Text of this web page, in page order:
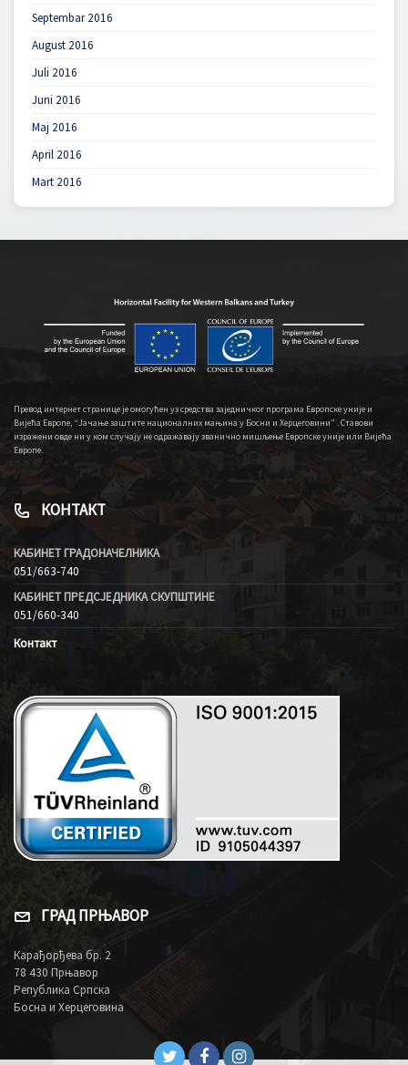
Septembar 2016
August 2016
Juli 2016
Juni 2016
Maj 2016
April 2016
Mart 2016
Превод интернет странице је омогућен уз средства заједничког програма Европске уније и
Вијећа Европе, “Јачање заштите националних мањина у Босни и Херцеговини” . Ставови
изражени овде ни у ком случају не одражавају званично мишљење Европске уније или Вијећа
Европе.
КОНТАКТ
КАБИНЕТ ГРАДОНАЧЕЛНИКА
051/663-740
КАБИНЕТ ПРЕДСЈЕДНИКА СКУПШТИНЕ
051/660-340
Контакт
ГРАД ПРЊАВОР
Карађорђева бр. 2
78 430 Прњавор
Република Српска
Босна и Херцеговина